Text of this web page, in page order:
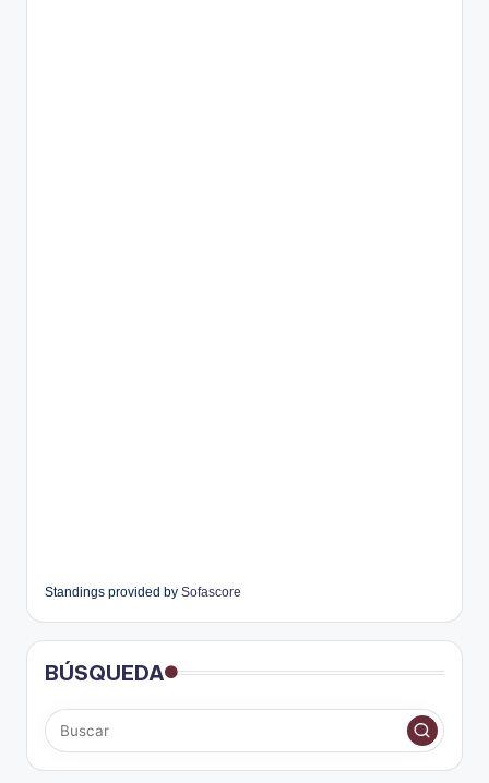
Standings provided by Sofascore
BÚSQUEDA